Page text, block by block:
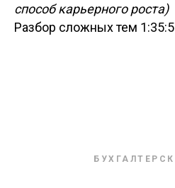
способ карьерного роста)
Разбор сложных тем